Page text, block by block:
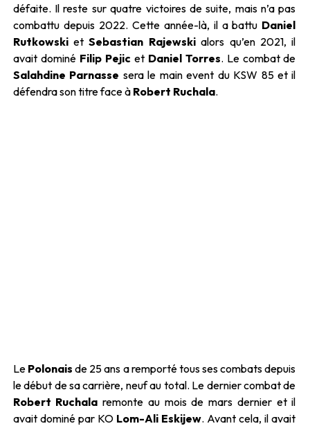
défaite. Il reste sur quatre victoires de suite, mais n’a pas
combattu depuis 2022. Cette année-là, il a battu Daniel
RutkowskietSebastian Rajewskialors qu’en 2021, il
avait dominé Filip Pejicet Daniel Torres. Le combat de
Salahdine Parnasse sera le main event du KSW 85 et il
défendra son titre face à Robert Ruchala.
Le Polonais de 25 ans a remporté tous ses combats depuis
le début de sa carrière, neuf au total. Le dernier combat de
Robert Ruchala remonte au mois de mars dernier et il
avait dominé par KO Lom-Ali Eskijew. Avant cela, il avait